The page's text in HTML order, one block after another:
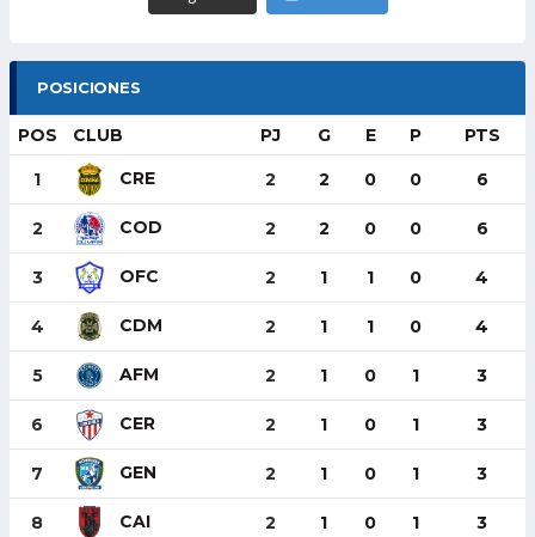
POSICIONES
POS CLUB PJ G E P PTS
1 CRE 2 2 0 0 6
2 COD 2 2 0 0 6
3 OFC 2 1 1 0 4
4 CDM 2 1 1 0 4
5 AFM 2 1 0 1 3
6 CER 2 1 0 1 3
7 GEN 2 1 0 1 3
8 CAI 2 1 0 1 3